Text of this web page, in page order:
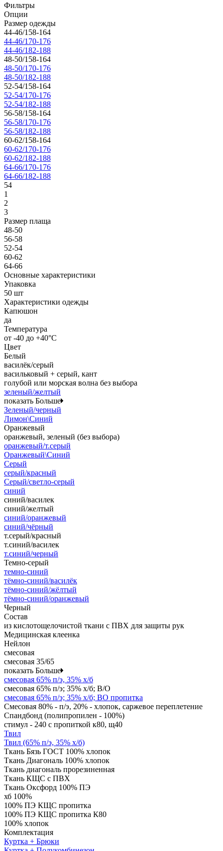
Фильтры
Опции
Размер одежды
44-46/158-164
44-46/170-176
44-46/182-188
48-50/158-164
48-50/170-176
48-50/182-188
52-54/158-164
52-54/170-176
52-54/182-188
56-58/158-164
56-58/170-176
56-58/182-188
60-62/158-164
60-62/170-176
60-62/182-188
64-66/170-176
64-66/182-188
54
1
2
3
Размер плаща
48-50
56-58
52-54
60-62
64-66
Основные характеристики
Упаковка
50 шт
Характеристики одежды
Капюшон
да
Температура
от -40 до +40°C
Цвет
Белый
василёк/серый
васильковый + серый, кант
голубой или морская волна без выбора
зеленый/желтый
показать Больше
Зеленый/черный
Лимон\Синий
Оранжевый
оранжевый, зеленый (без выбора)
оранжевый/т.серый
Оранжевый\Синий
Серый
серый/красный
Серый/светло-серый
синий
синий/василек
синий/желтый
синий/оранжевый
синий/чёрный
т.серый/красный
т.синий/василек
т.синий/черный
Темно-серый
темно-синий
тёмно-синий/василёк
тёмно-синий/жёлтый
тёмно-синий/оранжевый
Черный
Состав
из кислотощелочистой ткани с ПВХ для защиты рук
Медицинская клеенка
Нейлон
смесовая
смесовая 35/65
показать Больше
смесовая 65% п/э, 35% х/б
смесовая 65% п/э; 35% х/б; В/О
смесовая 65% п/э; 35% х/б; ВО пропитка
Смесовая 80% - п/э, 20% - хлопок, саржевое переплетение
Спандбонд (полипропилен - 100%)
стимул - 240 с пропиткой к80, щ40
Твил
Твил (65% п/э, 35% х/б)
Ткань Бязь ГОСТ 100% хлопок
Ткань Диагональ 100% хлопок
Ткань диагональ прорезиненная
Ткань КЩС с ПВХ
Ткань Оксфорд 100% ПЭ
хб 100%
100% ПЭ КЩС пропитка
100% ПЭ КЩС пропитка К80
100% хлопок
Комплектация
Куртка + Брюки